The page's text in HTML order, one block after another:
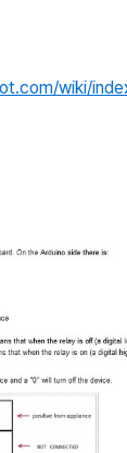
wiki/